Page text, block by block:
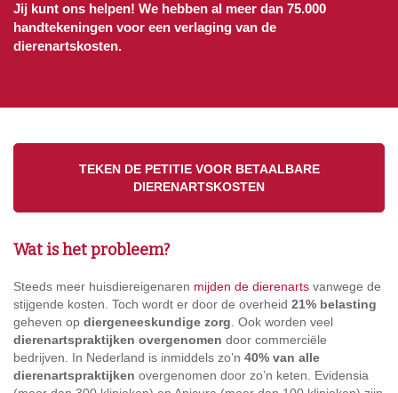
Jij kunt ons helpen! We hebben al meer dan 75.000
handtekeningen voor een verlaging van de
dierenartskosten.
TEKEN DE PETITIE VOOR BETAALBARE
DIERENARTSKOSTEN
Wat is het probleem?
Steeds meer huisdiereigenaren mijden de dierenarts vanwege de
stijgende kosten. Toch wordt er door de overheid 21% belasting
geheven op diergeneeskundige zorg . Ook worden veel
dierenartspraktijken overgenomen door commerciële
bedrijven. In Nederland is inmiddels zo’n 40% van alle
dierenartspraktijken overgenomen door zo’n keten. Evidensia